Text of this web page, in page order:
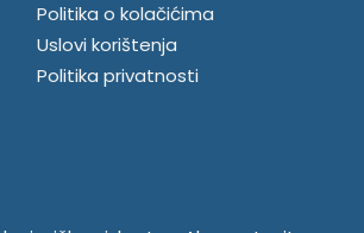
Politika o kolačićima
Uslovi korištenja
Politika privatnosti